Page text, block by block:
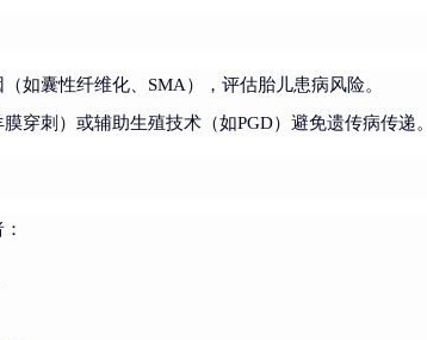
如囊性纤维化、SMA），评估胎儿患病风险。
穿刺）或辅助生殖技术（如PGD）避免遗传病传递。